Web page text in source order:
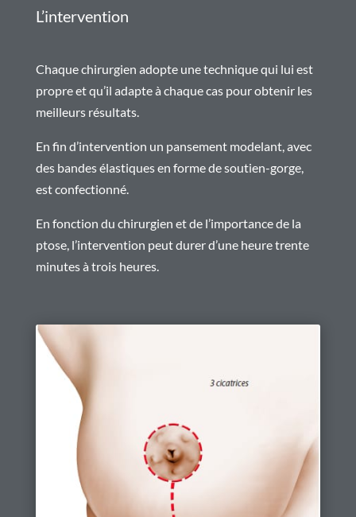
L’intervention
Chaque chirurgien adopte une technique qui lui est
propre et qu’il adapte à chaque cas pour obtenir les
meilleurs résultats.
En fin d’intervention un pansement modelant, avec
des bandes élastiques en forme de soutien-gorge,
est confectionné.
En fonction du chirurgien et de l’importance de la
ptose, l’intervention peut durer d’une heure trente
minutes à trois heures.